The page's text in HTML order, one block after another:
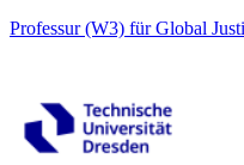
Professur (W3) für Global